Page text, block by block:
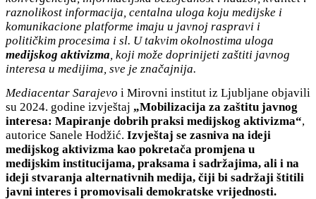
raznolikost informacija, centalna uloga koju medijske i
komunikacione platforme imaju u javnoj raspravi i
političkim procesima i sl. U takvim okolnostima uloga
medijskog aktivizma , koji može doprinijeti zaštiti javnog
interesa u medijima, sve je značajnija.
Mediacentar Sarajevo i Mirovni institut iz Ljubljane objavili
su 2024. godine izvještaj „Mobilizacija za zaštitu javnog
interesa: Mapiranje dobrih praksi medijskog aktivizma“,
autorice Sanele Hodžić. Izvještaj se zasniva na ideji
medijskog aktivizma kao pokretača promjena u
medijskim institucijama, praksama i sadržajima, ali i na
ideji stvaranja alternativnih medija, čiji bi sadržaji štitili
javni interes i promovisali demokratske vrijednosti.